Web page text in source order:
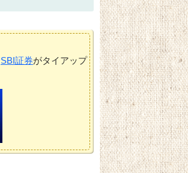
SBI証券がタイアップ